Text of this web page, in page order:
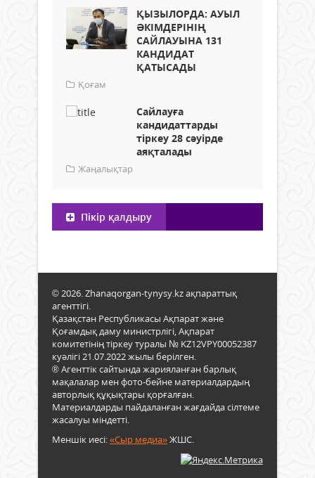
ҚЫЗЫЛОРДА: АУЫЛ
ӘКІМДЕРІНІҢ
САЙЛАУЫНА 131
КАНДИДАТ
ҚАТЫСАДЫ
Қоғам
Сайлауға
кандидаттарды
тіркеу 28 сәуірде
аяқталады
Жаңалықтар
Пікір қалдыру
© 2026. Zhanaqorgan-tynysy.kz ақпараттық
агенттігі.
Қазақстан Республикасы Ақпарат және
Қоғамдық даму министрлігі, Ақпарат
комитетінің тіркеу туралы № KZ12VPY00052387
куәлігі 21.07.2022 жылы берілген.
® Агенттік сайтында жарияланған барлық
мақалалар мен фото-бейне материалдардың
авторлық құқықтары қорғалған.
Материалдарды пайдаланған жағдайда сілтеме
жасалуы міндетті.
Меншік иесі:«Сыр медиа»ЖШС.